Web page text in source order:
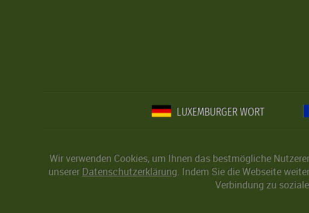
LUXEMBURGER WORT
Wir verwenden Cookies, um Ihnen das bestmögliche
unserer Datenschutzerklärung. Indem Sie die Webseite
Verbindung zu